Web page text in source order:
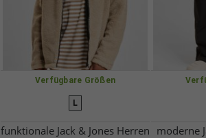
Verfügbare Größen
L
funktionale Jack & Jones Herren moderne